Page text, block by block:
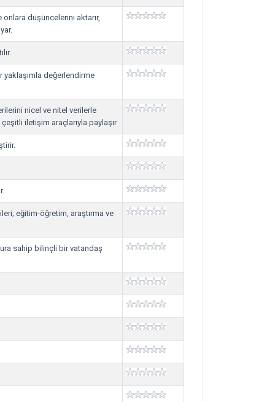
düşüncelerini aktarır,
yaklaşımla değerlendirme
nicel ve nitel verilerle
iletişim araçlarıyla paylaşır
eğitim-öğretim, araştırma ve
sahip bilinçli bir vatandaş